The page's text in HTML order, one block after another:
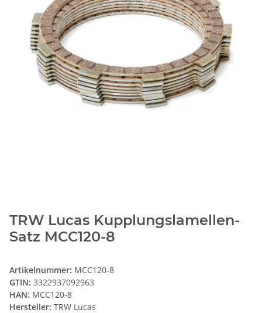
TRW Lucas Kupplungslamellen-
Satz MCC120-8
Artikelnummer: MCC120-8
GTIN: 3322937092963
HAN: MCC120-8
Hersteller: TRW Lucas